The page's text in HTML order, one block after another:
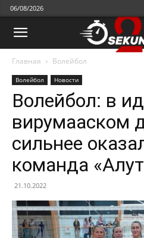
06/08/2026
Главная Волейбол
Волейбол Новости
Волейбол: в
вирумааском
сильнее
команда
21.10.2022